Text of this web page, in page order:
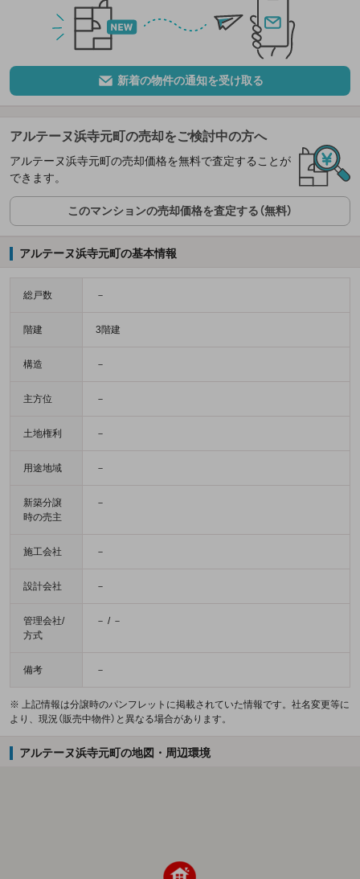
新着の物件の通知を受け取る
アルテーヌ浜寺元町の売却をご検討中の方へ
アルテーヌ浜寺元町の売却価格を無料で査定することが
できます。
このマンションの売却価格を査定する（無料）
アルテーヌ浜寺元町の基本情報
総戸数 －
階建 3階建
構造 －
主方位 －
土地権利 －
用途地域 －
新築分譲
時の売主
－
施工会社 －
設計会社 －
管理会社/
方式
－ / －
備考 －
※ 上記情報は分譲時のパンフレットに掲載されていた情報です。社名変更等に
より、現況（販売中物件）と異なる場合があります。
アルテーヌ浜寺元町の地図・周辺環境